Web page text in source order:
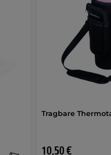
Tragbare
10,50 €